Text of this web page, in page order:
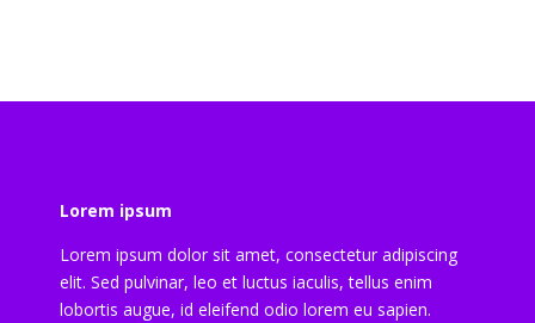
Lorem ipsum
Lorem ipsum dolor sit amet, consectetur adipiscing
elit. Sed pulvinar, leo et luctus iaculis, tellus enim
lobortis augue, id eleifend odio lorem eu sapien.